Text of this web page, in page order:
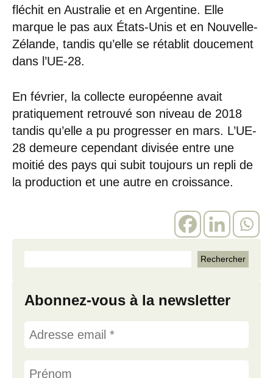
fléchit en Australie et en Argentine. Elle
marque le pas aux États-Unis et en Nouvelle-
Zélande, tandis qu’elle se rétablit doucement
dans l’UE-28.
En février, la collecte européenne avait
pratiquement retrouvé son niveau de 2018
tandis qu’elle a pu progresser en mars. L’UE-
28 demeure cependant divisée entre une
moitié des pays qui subit toujours un repli de
la production et une autre en croissance.
Abonnez-vous à la newsletter